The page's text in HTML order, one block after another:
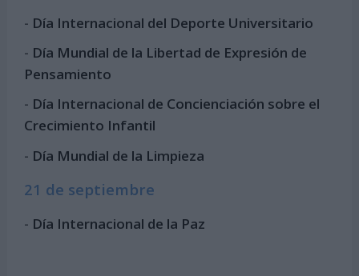
- Día Internacional del Deporte Universitario
- Día Mundial de la Libertad de Expresión de
Pensamiento
- Día Internacional de Concienciación sobre el
Crecimiento Infantil
- Día Mundial de la Limpieza
21 de septiembre
- Día Internacional de la Paz